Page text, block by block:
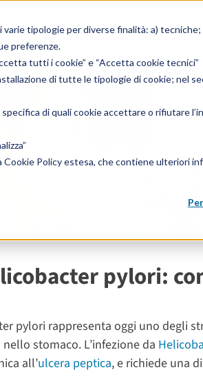
tipologie per diverse finalità: a)
preferenze.
tutti i cookie” e “Accetta cookie tecnici”
di tutte le tipologie di cookie; nel
di quali cookie accettare o rifiutare
Cookie Policy estesa, che contiene ulteriori
Breath test Helicobacter pylori: come
pylori:
pylori rappresenta oggi uno degli
stomaco. L’infezione da
all’ulcera peptica, e richiede una